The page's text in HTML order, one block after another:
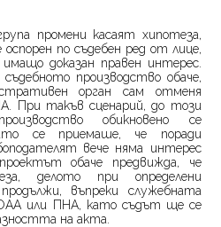
промени касаят хипотеза,
по съдебен ред от лице,
доказан правен интерес.
производство обаче,
орган сам отменя
При такъв сценарий, до този
обикновено се
се приемаше, че поради
вече няма интерес
обаче предвижда, че
делото при определени
въпреки служебната
или ПНА, като съдът ще се
на акта.